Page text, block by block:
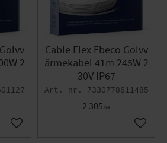
2
Lägg till i favoriter
Cable Flex Ebeco Golvv
ärmekabel 41m 245W 2
30V IP67
7330778611485
2 305 KR
Lägg